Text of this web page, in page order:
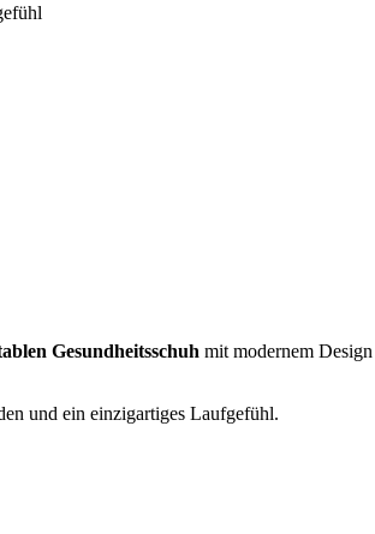
Gesundheitsschuh mit modernem
und ein einzigartiges Laufgefühl.